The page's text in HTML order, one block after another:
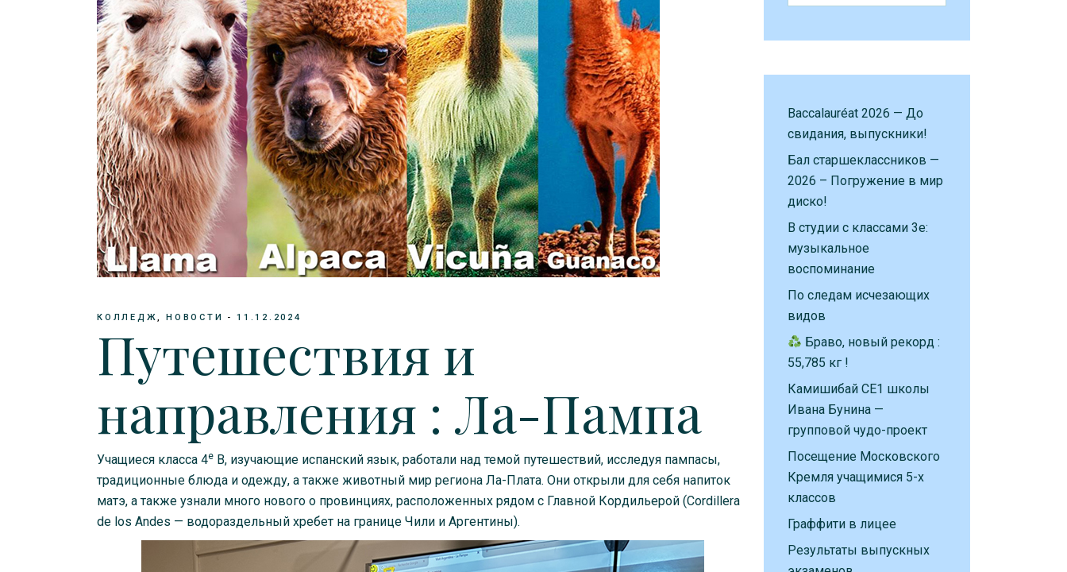
КОЛЛЕДЖ НОВОСТИ 11.12.2024
Путешествия и
направления : Ла-Пампа
Учащиеся класса 4e B, изучающие испанский язык, работали над темой путешествий, исследуя пампасы,
традиционные блюда и одежду, а также животный мир региона Ла-Плата. Они открыли для себя напиток
матэ, а также узнали много нового о провинциях, расположенных рядом с Главной Кордильерой (Cordillera
de los Andes — водораздельный хребет на границе Чили и Аргентины).
Baccalauréat 2026 — До
свидания, выпускники!
Бал старшеклассников —
2026 – Погружение в мир
диско!
В студии с классами 3е:
музыкальное
воспоминание
По следам исчезающих
видов
Браво, новый рекорд :
55,785 кг !
Камишибай CE1 школы
Ивана Бунина —
групповой чудо-проект
Посещение Московского
Кремля учащимися 5-х
классов
Граффити в лицее
Результаты выпускных